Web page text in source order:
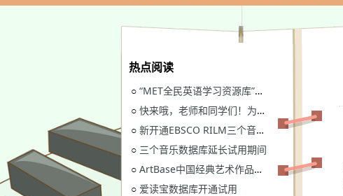
热点阅读
○ “MET全民英语学习资源库”继续开通试用
○ 快来哦，老师和同学们！为川音图书馆“十四五”规划建言献策
○ 新开通EBSCO RILM三个音乐类数据库免费试用
○ 三个音乐数据库延长试用期间
○ ArtBase中国经典艺术作品数据库继续开通试用通知
○ 爱读宝数据库开通试用